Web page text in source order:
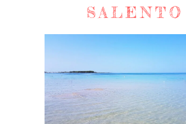
SALENTO